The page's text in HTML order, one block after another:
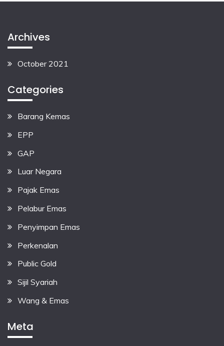
Archives
October 2021
Categories
Barang Kemas
EPP
GAP
Luar Negara
Pajak Emas
Pelabur Emas
Penyimpan Emas
Perkenalan
Public Gold
Sijil Syariah
Wang & Emas
Meta